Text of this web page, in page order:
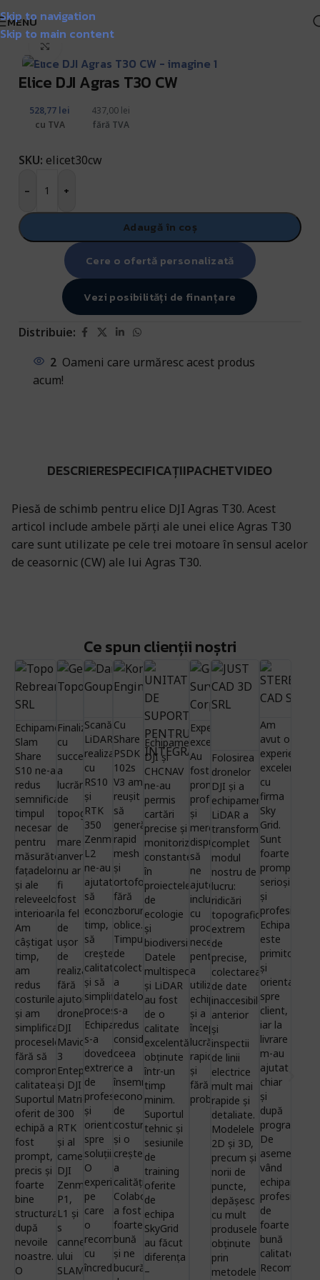
Skip to navigation
Skip to main content
Livrare GRATUITĂ pentru comenzile de peste 1000 lei!
MENU de Precizie, Irigat & Erbicidat
Elice DJI Agras T30 CW
437,00 lei
fără TVA
528,77 lei
cu TVA
SKU: elicet30cw
- +
Adaugă în coș
Cere o ofertă personalizată
Vezi posibilități de finanțare
Distribuie:
2 Oameni care urmăresc acest produs
acum!
DESCRIERESPECIFICAȚIIPACHETVIDEO
Piesă de schimb pentru elice DJI Agras T30. Acest
articol include ambele părți ale unei elice Agras T30
care sunt utilizate pe cele trei motoare în sensul acelor
de ceasornic (CW) ale lui Agras T30.
Ce spun clienții noștri
Topo
Rebrean
SRL
Echipamentul
Slam
Share
S10 ne-a
redus
semnificativ
timpul
necesar
pentru
măsurătorile
fațadelor
și ale
releveelor
interioare.
Am
câștigat
timp,
am
redus
costurile
și am
simplificat
procesele,
fără să
compromitem
calitatea.
Suportul
oferit de
echipă a
fost
prompt,
precis și
foarte
bine
structurat
după
nevoile
noastre.
O
General
Topo
West
 
Finalizarea
cu
succes
a
lucrărilor
de
topografie
de
mare
anvergură
nu ar
fi
fost
la fel
de
ușor
de
realizat
fără
ajutorul
dronei
DJI
Mavic
3
Enteprise
și DJI
Matrice
300
RTK
și al
camerei
DJI
Zenmuse
P1,
L1 și
s
canner-
ului
SLAM
Darleot
Goup
Scanările
LiDAR
realizate
cu
RS10
și
RTK
350
Zenmuse
L2
ne-au
ajutat
să
economisim
timp,
să
creștem
calitatea
și să
simplificăm
procesele.
Echipa
s-a
dovedit
extrem
de
profesionistă
și
orientată
spre
soluții.
O
experiență
pe
care
o
recomandăm
cu
încredere!
Komora
Engineering
Cu
Share
PSDK
102s
V3 am
reușit
să
generăm
rapid
mesh
și
ortofotoplan,
fără
zboruri
oblice.
Timpul
de
colectare
a
datelor
s-a
redus
considerabil,
ceea
ce a
însemnat
economii
de
costuri
și o
creștere
a
calității.
Colaborarea
a fost
foarte
bună
și ne
bucurăm
UNITATEA
DE SUPORT
PENTRU
INTEGRARE
Echipamentele
DJI și
CHCNAV
ne-au
permis
cartări
precise și
monitorizări
constante
în
proiectele
de
ecologie
și
biodiversitate.
Datele
multispectrale
și LiDAR
au fost
de o
calitate
excelentă,
obținute
într-un
timp
minim.
Suportul
tehnic și
sesiunile
de
training
oferite
de
echipa
SkyGrid
au făcut
diferența
–
General
Survey
Experiență
excelentă.
Au
fost
prompți,
profesioniști
și
mereu
dispuși
să
ne
ajute,
inclusiv
cu
procedurile
necesare
pentru
a
utiliza
echipamentele
și a
începe
lucrările
rapid
și
fără
probleme
CAD
3D

Folosirea
dronelor
DJI și a
echipamentelor
LiDAR a
transformat
complet
modul
nostru de
lucru:
ridicări
topografice
extrem
de
precise,
colectarea
de date
inaccesibile
anterior
și
inspectii
de linii
electrice
mult mai
rapide și
detaliate.
Modelele
2D și 3D,
precum și
norii de
puncte,
depășesc
cu mult
produsele
obținute
prin
metodele
Am
avut o
experiență
excelentă
cu
firma
Sky
Grid.
Sunt
foarte
prompți,
serioși
și
profesioniști.
Echipa
este
primitoare
și
orientată
spre
client,
iar la
livrare
m-au
ajutat
chiar
și
după
program.
De
asemenea,
vând
echipamente
profesionale
de
foarte
bună
calitate.
Recomand